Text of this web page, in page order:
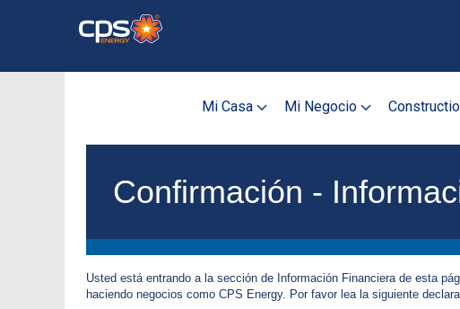
Mi Casa Mi Negocio
Confirmación -
Usted está entrando a la sección de Información Financiera de esta
haciendo negocios como CPS Energy. Por favor lea la siguiente